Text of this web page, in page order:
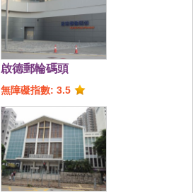
啟德郵輪碼頭
無障礙指數: 3.5